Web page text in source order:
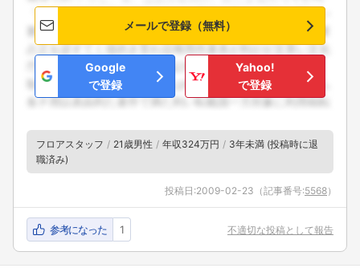
メールで登録（無料）
Google
で登録
Yahoo!
で登録
フロアスタッフ 21歳男性 年収324万円
3年未満 (投稿時に退
職済み)
投稿日:2009-02-23 （記事番号:5568）
参考になった 1 不適切な投稿として報告